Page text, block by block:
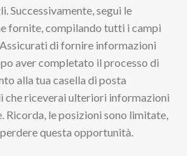
Successivamente, segui le
fornite, compilando tutti i campi
di fornire informazioni
aver completato il processo di
alla tua casella di posta
che riceverai ulteriori informazioni
Ricorda, le posizioni sono limitate,
questa opportunità.